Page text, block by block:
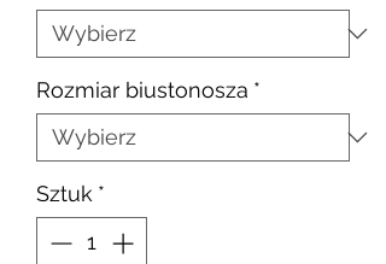
Rozmiar biustonosza *
Sztuk *